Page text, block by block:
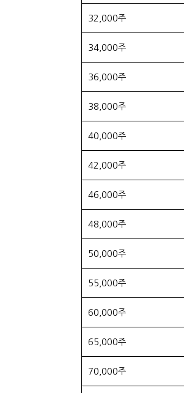
32,000주
34,000주
36,000주
38,000주
40,000주
42,000주
46,000주
48,000주
50,000주
55,000주
60,000주
65,000주
70,000주